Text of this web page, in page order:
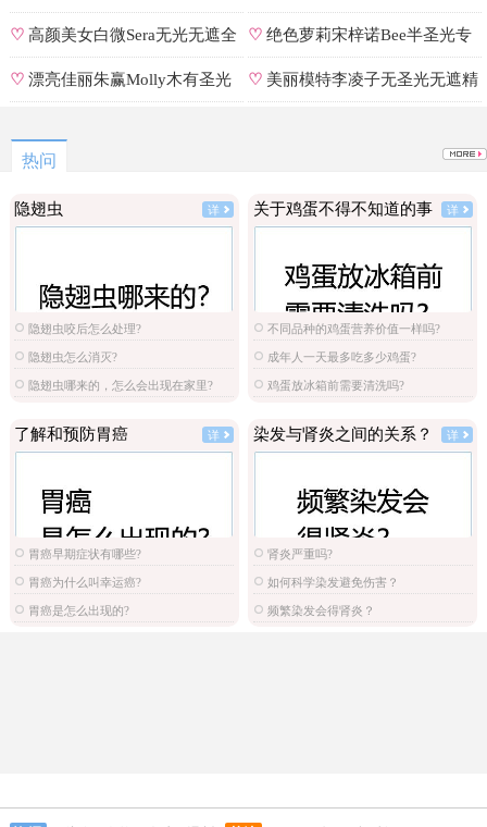
号
♡高颜美女白微Sera无光无遮全
集
♡ 绝色萝莉宋梓诺Bee半圣光专
辑
♡漂亮佳丽朱赢Molly木有圣光 ♡ 美丽模特李凌子无圣光无遮精
热问
隐翅虫 详
隐翅虫咬后怎么处理?
隐翅虫怎么消灭?
隐翅虫哪来的，怎么会出现在家里?
关于鸡蛋不得不知道的事 详
不同品种的鸡蛋营养价值一样吗?
成年人一天最多吃多少鸡蛋?
鸡蛋放冰箱前需要清洗吗?
了解和预防胃癌 详
胃癌早期症状有哪些?
胃癌为什么叫幸运癌?
胃癌是怎么出现的?
染发与肾炎之间的关系？ 详
肾炎严重吗?
如何科学染发避免伤害？
频繁染发会得肾炎？